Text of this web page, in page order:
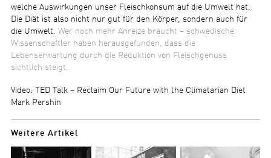
welche Auswirkungen unser Fleischkonsum auf die Umwelt hat.
Die Diät ist also nicht nur gut für den Körper, sondern auch für
die Umwelt. Wer noch mehr Anreize braucht – schwedische
Wissenschaftler haben herausgefunden, dass die
Lebenserwartung durch die Reduktion von Fleischgenuss
sichtlich steigt.
Video: TED Talk – Reclaim Our Future with the Climatarian Diet
Mark Pershin
Weitere Artikel